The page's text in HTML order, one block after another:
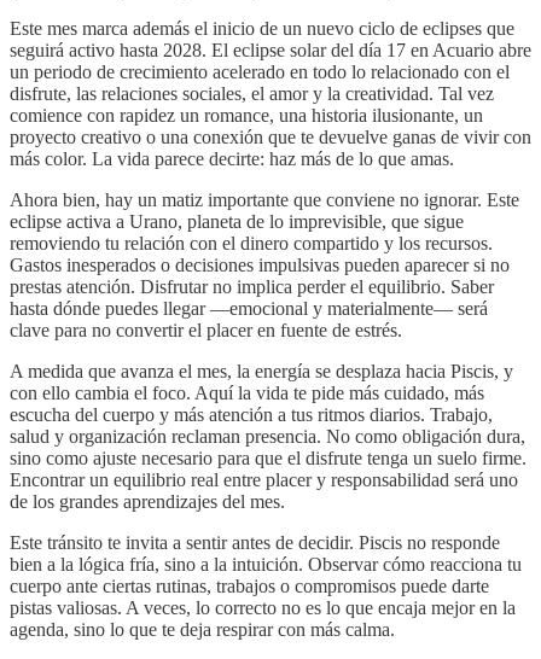
Este mes marca además el inicio de un nuevo ciclo de eclipses que
seguirá activo hasta 2028. El eclipse solar del día 17 en Acuario abre
un periodo de crecimiento acelerado en todo lo relacionado con el
disfrute, las relaciones sociales, el amor y la creatividad. Tal vez
comience con rapidez un romance, una historia ilusionante, un
proyecto creativo o una conexión que te devuelve ganas de vivir con
más color. La vida parece decirte: haz más de lo que amas.
Ahora bien, hay un matiz importante que conviene no ignorar. Este
eclipse activa a Urano, planeta de lo imprevisible, que sigue
removiendo tu relación con el dinero compartido y los recursos.
Gastos inesperados o decisiones impulsivas pueden aparecer si no
prestas atención. Disfrutar no implica perder el equilibrio. Saber
hasta dónde puedes llegar —emocional y materialmente— será
clave para no convertir el placer en fuente de estrés.
A medida que avanza el mes, la energía se desplaza hacia Piscis, y
con ello cambia el foco. Aquí la vida te pide más cuidado, más
escucha del cuerpo y más atención a tus ritmos diarios. Trabajo,
salud y organización reclaman presencia. No como obligación dura,
sino como ajuste necesario para que el disfrute tenga un suelo firme.
Encontrar un equilibrio real entre placer y responsabilidad será uno
de los grandes aprendizajes del mes.
Este tránsito te invita a sentir antes de decidir. Piscis no responde
bien a la lógica fría, sino a la intuición. Observar cómo reacciona tu
cuerpo ante ciertas rutinas, trabajos o compromisos puede darte
pistas valiosas. A veces, lo correcto no es lo que encaja mejor en la
agenda, sino lo que te deja respirar con más calma.